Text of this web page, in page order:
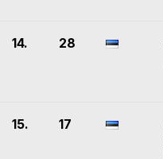
14. 28
15. 17